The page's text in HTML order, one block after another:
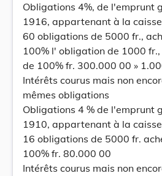
Obligations 4%, de l'emprunt
1916, appartenant à la
60 obligations de 5000 fr.,
100% l' obligation de 1000
de 100% fr. 300.000 00 »
Intérêts courus mais non
mêmes obligations
Obligations 4 % de l'emprunt
1910, appartenant à la
16 obligations de 5000 fr.
100% fr. 80.000 00
Intérêts courus mais non